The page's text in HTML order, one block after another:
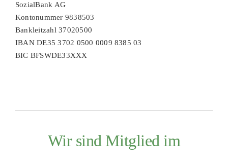
SozialBank AG
Kontonummer 9838503
Bankleitzahl 37020500
IBAN DE35 3702 0500 0009 8385 03
BIC BFSWDE33XXX
Wir sind Mitglied im